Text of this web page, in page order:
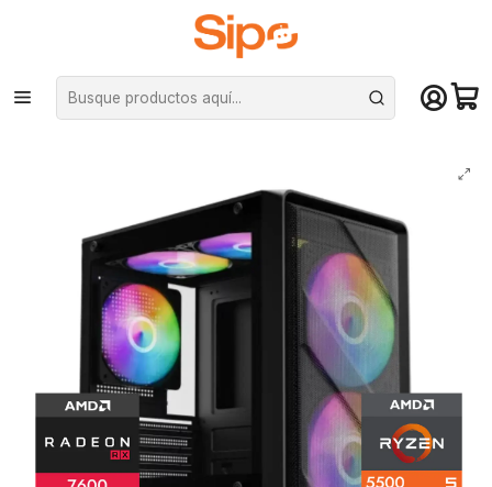
¡Compra hasta mediodía y recibe hoy! De lunes a sábado en el gran
Santiago. Envío gratis desde $29.990
Inicio Pc Armadas Pc Entusiasta
PC Gamer Warrior 5: Ryzen 5500, SSD M.2, RAM 16/32GB, RX 7600